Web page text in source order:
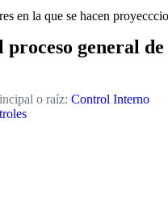
general
o raíz: Control Interno